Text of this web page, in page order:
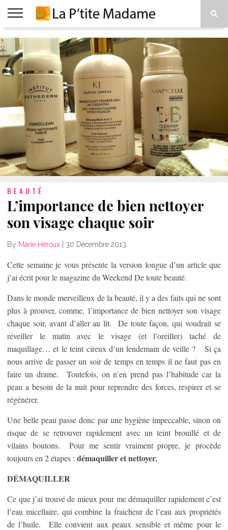
ACCUEIL
BEAUTÉ
MODE
ART
DE
VIVRE
À
PROPOS
BEAUTÉ
L’importance de bien nettoyer
son visage chaque soir
By Marie Héroux | 30 Décembre 2013
Cette semaine je vous présente la version longue d’un article que
j’ai écrit pour le magazine du Weekend De toute beauté.
Dans le monde merveilleux de la beauté, il y a des faits qui ne sont
plus à prouver, comme, l’importance de bien nettoyer son visage
chaque soir, avant d’aller au lit. De toute façon, qui voudrait se
réveiller le matin avec le visage (et l’oreiller) taché de
maquillage… et le teint cireux d’un lendemain de veille ? Si ça
nous arrive de passer un soir de temps en temps il ne faut pas en
faire un drame. Toutefois, on n’en prend pas l’habitude car la
peau a besoin de la nuit pour reprendre des forces, respirer et se
régénérer.
Une belle peau passe donc par une hygiène impeccable, sinon on
risque de se retrouver rapidement avec un teint brouillé et de
vilains boutons. Pour me sentir vraiment propre, je procède
toujours en 2 étapes : démaquiller et nettoyer.
DÉMAQUILLER
Ce que j’ai trouvé de mieux pour me démaquiller rapidement c’est
l’eau micellaire, qui combine la fraicheur de l’eau aux propriétés
de l’huile. Elle convient aux peaux sensible et même pour le